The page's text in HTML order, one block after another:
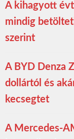
A kihagyott
mindig
szerint
A BYD Denza
dollártól és
kecsegtet
A Mercedes-